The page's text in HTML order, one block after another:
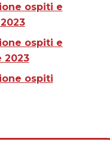
ospiti e
ospiti e
2023
ospiti